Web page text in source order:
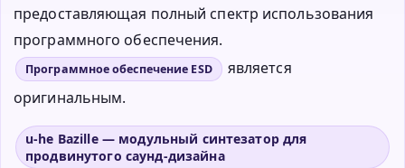
предоставляющая полный спектр использования
программного обеспечения.
Программное обеспечение ESD
является
оригинальным.
u-he Bazille — модульный синтезатор для
продвинутого саунд-дизайна